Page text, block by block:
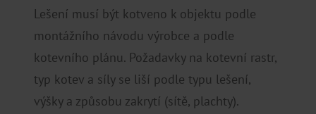
Lešení musí být kotveno k objektu podle
montážního návodu výrobce a podle
kotevního plánu. Požadavky na kotevní rastr,
typ kotev a síly se liší podle typu lešení,
výšky a způsobu zakrytí (sítě, plachty).